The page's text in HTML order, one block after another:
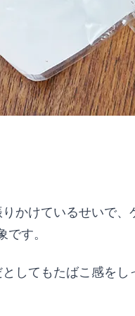
かけているせいで
す。
してもたばこ感を